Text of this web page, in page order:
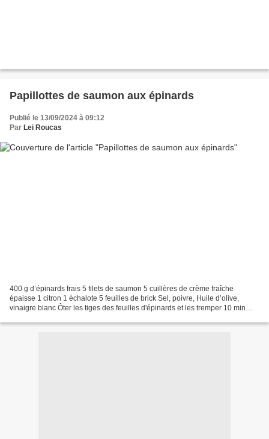
Papillottes de saumon aux épinards
Publié le 13/09/2024 à 09:12
Par Lei Roucas
400 g d’épinards frais 5 filets de saumon 5 cuillères de crème fraîche
épaisse 1 citron 1 échalote 5 feuilles de brick Sel, poivre, Huile d’olive,
vinaigre blanc Ôter les tiges des feuilles d'épinards et les tremper 10 min